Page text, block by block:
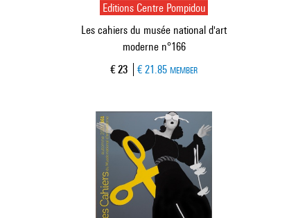
Editions Centre Pompidou
Les cahiers du musée national d'art
moderne n°166
Current price
€ 23 € 21.85 MEMBER